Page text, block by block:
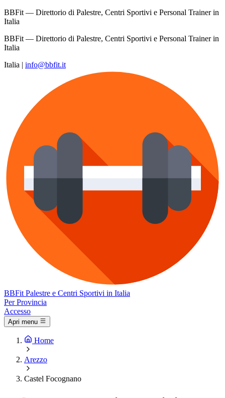
BBFit — Direttorio di Palestre, Centri Sportivi e Personal Trainer in
Italia
BBFit — Direttorio di Palestre, Centri Sportivi e Personal Trainer in
Italia
Italia | info@bbfit.it
BBFit Palestre e Centri Sportivi in Italia
Per Provincia
Accesso
Apri menu
Home
Arezzo
Castel Focognano